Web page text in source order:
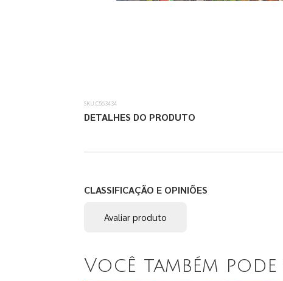
SKU:C563434
DETALHES DO PRODUTO
CLASSIFICAÇÃO E OPINIÕES
Avaliar produto
Você também